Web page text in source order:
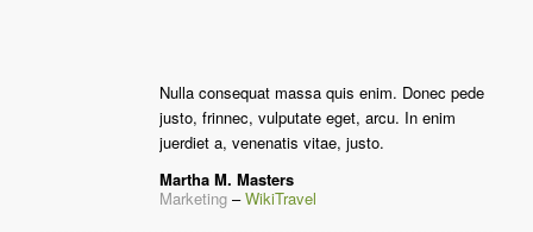
Nulla consequat massa quis enim. Donec pede
justo, frinnec, vulputate eget, arcu. In enim
juerdiet a, venenatis vitae, justo.
Martha M. Masters
Marketing–WikiTravel